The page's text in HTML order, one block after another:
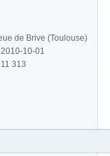
de Brive (Toulouse)
10-01
313